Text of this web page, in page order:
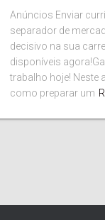
Anúncios Enviar
separador de
decisivo na sua
disponíveis
trabalho hoje! Neste
como preparar um